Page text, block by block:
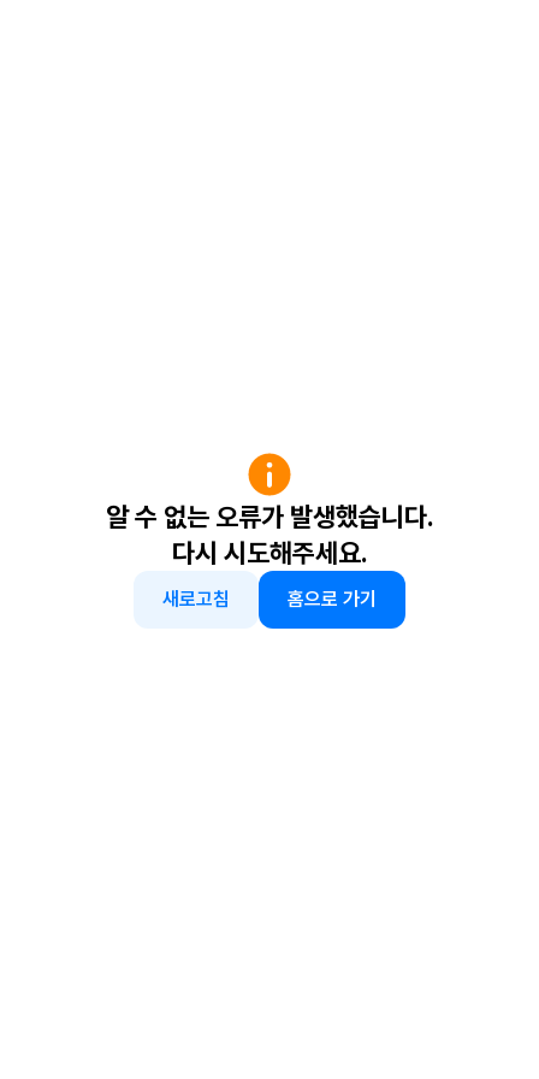
알 수 없는 오류가 발생했습니다.
다시 시도해주세요.
새로고침 홈으로 가기